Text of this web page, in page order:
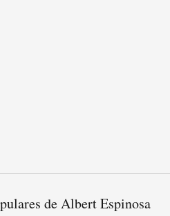
de Albert Espinosa